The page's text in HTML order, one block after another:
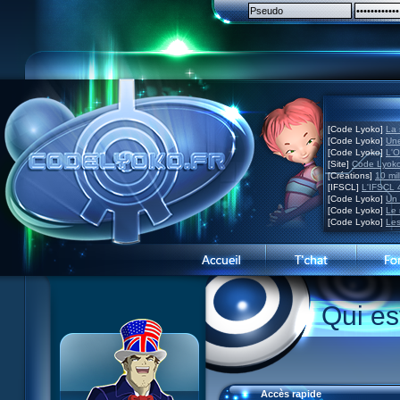
[Code Lyoko] La
[Code Lyoko]
[Code Lyoko]
[Site] Code
[Créations] 10
[IFSCL] L'IFSCL
[Code Lyoko] Un
[Code Lyoko] Le
[Code Lyoko]
Visite guidée
Inscription
Contact
Concours
Qui
Accès rapide